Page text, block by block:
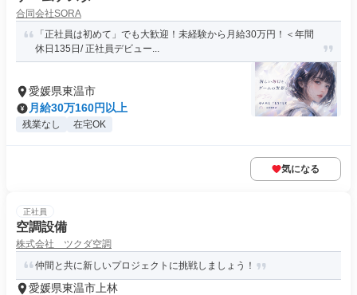
合同会社SORA
「正社員は初めて」でも大歓迎！未経験から月給30万円！＜年間
休日135日/ 正社員デビュー...
愛媛県東温市
月給30万160円以上
残業なし 在宅OK
気になる
正社員
空調設備
株式会社 ツクダ空調
仲間と共に新しいプロジェクトに挑戦しましょう！
愛媛県東温市上林